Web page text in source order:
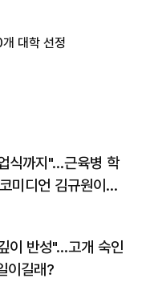
대학 선정
식까지"…근육병 학
미디언 김규원이었
이 반성"…고개 숙인
이길래?